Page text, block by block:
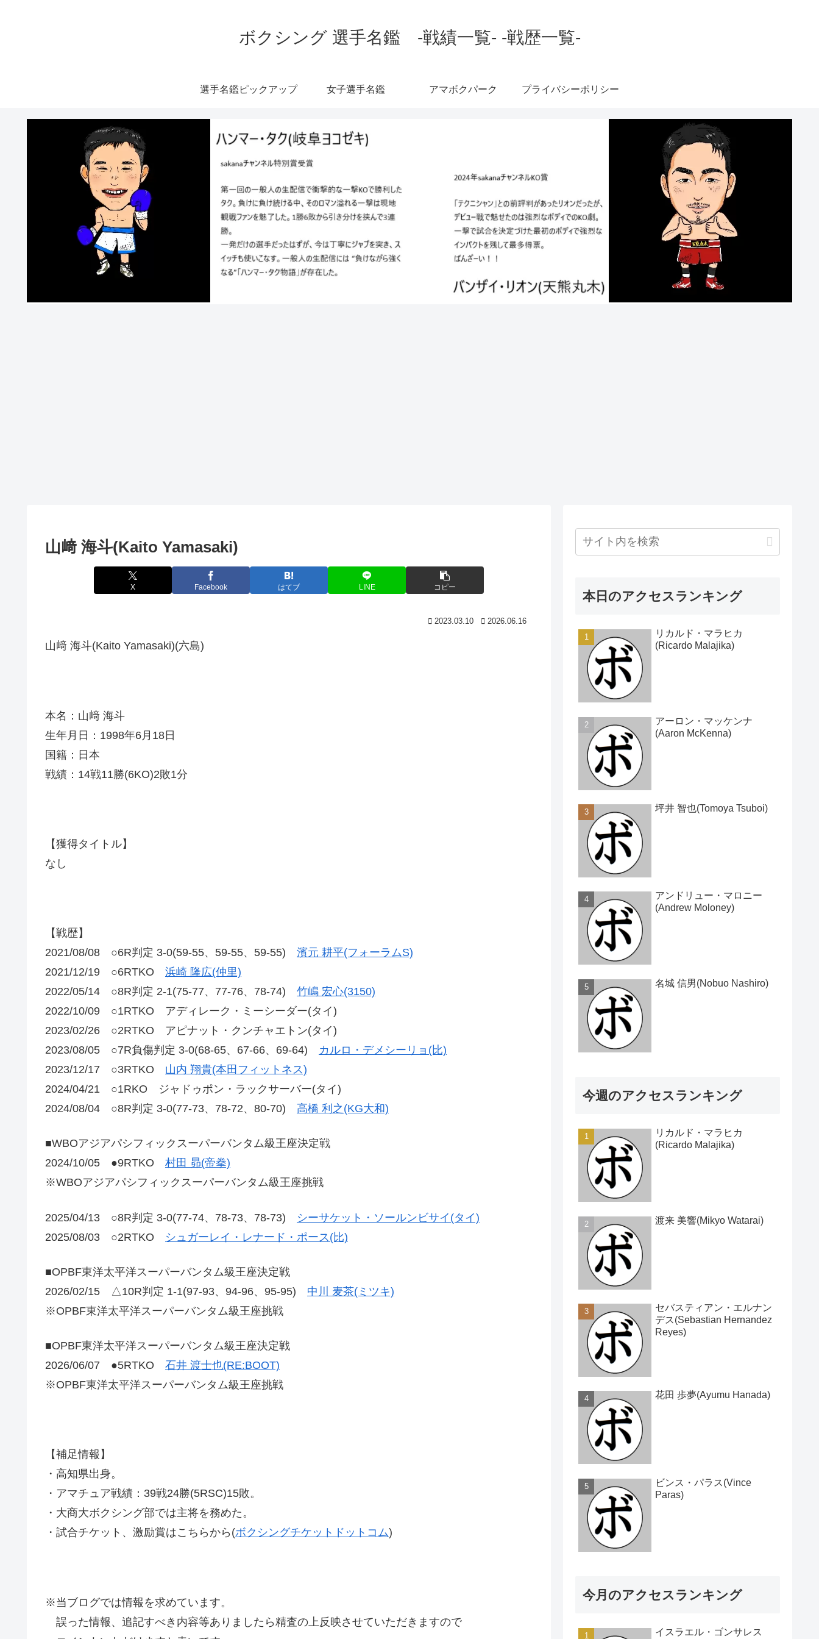
ボクシング 選手名鑑 -戦績一覧- -戦歴一覧-
選手名鑑ピックアップ 女子選手名鑑 アマボクパーク プライバシーポリシー
山﨑 海斗(Kaito Yamasaki)
X Facebook はてブ LINE コピー
2023.03.10 2026.06.16
山﨑 海斗(Kaito Yamasaki)(六島)
本名：山﨑 海斗
生年月日：1998年6月18日
国籍：日本
戦績：14戦11勝(6KO)2敗1分
【獲得タイトル】
なし
【戦歴】
2021/08/08 ○6R判定 3-0(59-55、59-55、59-55) 濱元 耕平(フォーラムS)
2021/12/19 ○6RTKO 浜崎 隆広(仲里)
2022/05/14 ○8R判定 2-1(75-77、77-76、78-74) 竹嶋 宏心(3150)
2022/10/09 ○1RTKO アディレーク・ミーシーダー(タイ)
2023/02/26 ○2RTKO アピナット・クンチャエトン(タイ)
2023/08/05 ○7R負傷判定 3-0(68-65、67-66、69-64) カルロ・デメシーリョ(比)
2023/12/17 ○3RTKO 山内 翔貴(本田フィットネス)
2024/04/21 ○1RKO ジャドゥポン・ラックサーバー(タイ)
2024/08/04 ○8R判定 3-0(77-73、78-72、80-70) 高橋 利之(KG大和)
■WBOアジアパシフィックスーパーバンタム級王座決定戦
2024/10/05 ●9RTKO 村田 昴(帝拳)
※WBOアジアパシフィックスーパーバンタム級王座挑戦
2025/04/13 ○8R判定 3-0(77-74、78-73、78-73) シーサケット・ソールンビサイ(タイ)
2025/08/03 ○2RTKO シュガーレイ・レナード・ポース(比)
■OPBF東洋太平洋スーパーバンタム級王座決定戦
2026/02/15 △10R判定 1-1(97-93、94-96、95-95) 中川 麦茶(ミツキ)
※OPBF東洋太平洋スーパーバンタム級王座挑戦
■OPBF東洋太平洋スーパーバンタム級王座決定戦
2026/06/07 ●5RTKO 石井 渡士也(RE:BOOT)
※OPBF東洋太平洋スーパーバンタム級王座挑戦
【補足情報】
・高知県出身。
・アマチュア戦績：39戦24勝(5RSC)15敗。
・大商大ボクシング部では主将を務めた。
・試合チケット、激励賞はこちらから(ボクシングチケットドットコム)
※当ブログでは情報を求めています。
誤った情報、追記すべき内容等ありましたら精査の上反映させていただきますので
本日のアクセスランキング
リカルド・マラヒカ
(Ricardo Malajika)
アーロン・マッケンナ
(Aaron McKenna)
坪井 智也(Tomoya Tsuboi)
アンドリュー・マロニー
(Andrew Moloney)
名城 信男(Nobuo Nashiro)
今週のアクセスランキング
リカルド・マラヒカ
(Ricardo Malajika)
渡来 美響(Mikyo Watarai)
セバスティアン・エルナン
デス(Sebastian Hernandez
Reyes)
花田 歩夢(Ayumu Hanada)
ビンス・パラス(Vince
Paras)
今月のアクセスランキング
イスラエル・ゴンサレス